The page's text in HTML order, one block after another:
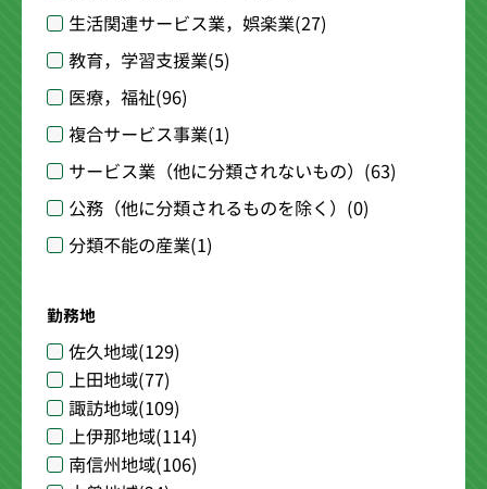
生活関連サービス業，娯楽業(27)
教育，学習支援業(5)
医療，福祉(96)
複合サービス事業(1)
サービス業（他に分類されないもの） (63)
公務（他に分類されるものを除く） (0)
分類不能の産業(1)
勤務地
佐久地域(129)
上田地域(77)
諏訪地域(109)
上伊那地域(114)
南信州地域(106)